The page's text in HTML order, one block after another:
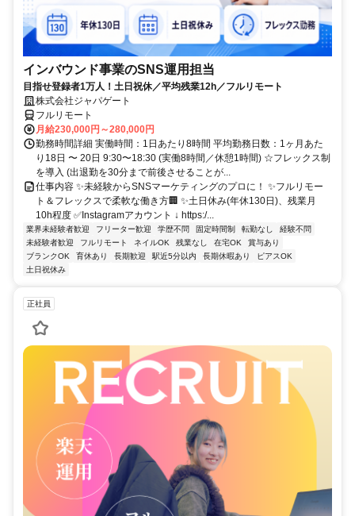
インバウンド事業のSNS運用担当
目指せ登録者1万人！土日祝休／平均残業12h／フルリモート
株式会社ジャパゲート
フルリモート
月給230,000円～280,000円
勤務時間詳細 実働時間：1日あたり8時間 平均勤務日数：1ヶ月あた
り18日 〜 20日 9:30〜18:30 (実働8時間／休憩1時間) ☆フレックス制
を導入 (出退勤を30分まで前後させることが...
仕事内容 ✨未経験からSNSマーケティングのプロに！ ✨フルリモー
ト＆フレックスで柔軟な働き方🏢 ✨土日休み(年休130日)、残業月
10h程度 ✅Instagramアカウント ↓ https:/...
業界未経験者歓迎 フリーター歓迎 学歴不問 固定時間制 転勤なし
経験不問
未経験者歓迎
フルリモート ネイルOK 残業なし 在宅OK
賞与あり
ブランクOK
育休あり 長期歓迎 駅近5分以内 長期休暇あり
ピアスOK
土日祝休み
正社員